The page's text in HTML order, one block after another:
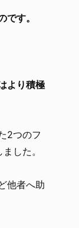
す。
より積極
2つのフ
した。
他者へ助